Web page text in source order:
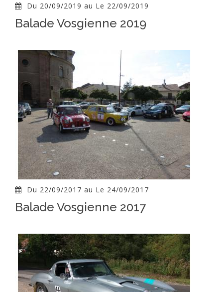
Du 20/09/2019 au Le 22/09/2019
Balade Vosgienne 2019
Du 22/09/2017 au Le 24/09/2017
Balade Vosgienne 2017